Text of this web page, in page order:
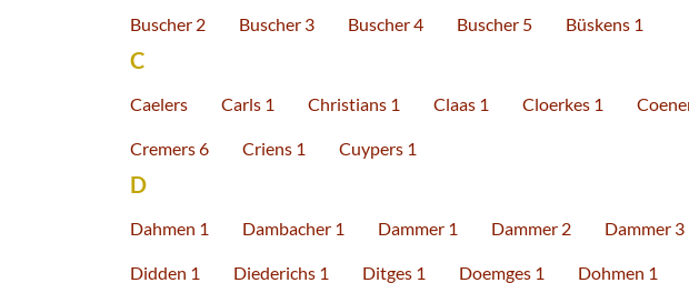
Buscher 2 Buscher 3 Buscher 4 Buscher 5 Büskens 1
C
Caelers Carls 1 Christians 1 Claas 1 Cloerkes 1
Cremers 6 Criens 1 Cuypers 1
D
Dahmen 1 Dambacher 1 Dammer 1 Dammer 2 Dammer 3
Didden 1 Diederichs 1 Ditges 1 Doemges 1 Dohmen 1